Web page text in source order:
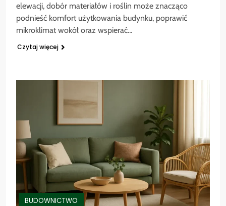
elewacji, dobór materiałów i roślin może znacząco
podnieść komfort użytkowania budynku, poprawić
mikroklimat wokół oraz wspierać…
Czytaj więcej
BUDOWNICTWO